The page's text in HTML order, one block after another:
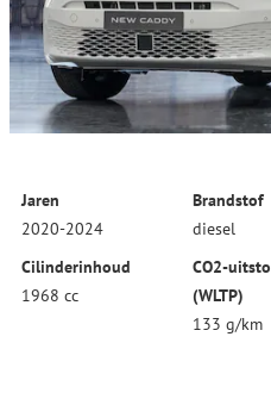
Jaren
2020-2024
Brandstof
diesel
Cilinderinhoud
1968 cc
CO2-
(WLTP)
133 g/km